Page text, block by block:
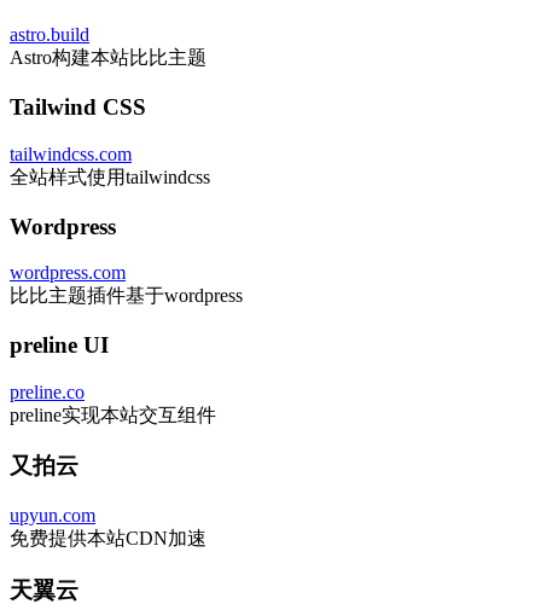
astro.build
Astro构建本站比比主题
Tailwind CSS
tailwindcss.com
全站样式使用tailwindcss
Wordpress
wordpress.com
比比主题插件基于wordpress
preline UI
preline.co
preline实现本站交互组件
又拍云
upyun.com
免费提供本站CDN加速
天翼云